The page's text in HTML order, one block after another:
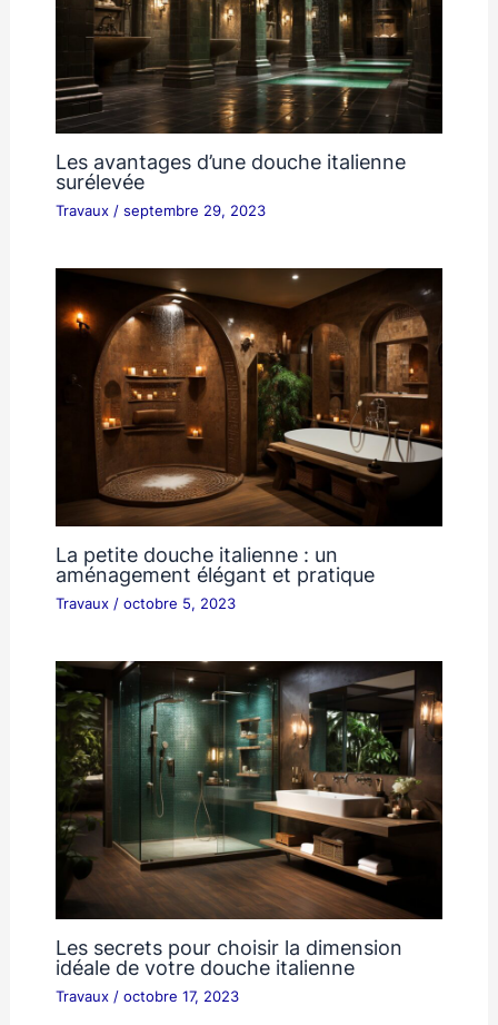
Les avantages d’une douche italienne
surélevée
Travaux/ septembre 29, 2023
La petite douche italienne : un
aménagement élégant et pratique
Travaux/ octobre 5, 2023
Les secrets pour choisir la dimension
idéale de votre douche italienne
Travaux/ octobre 17, 2023